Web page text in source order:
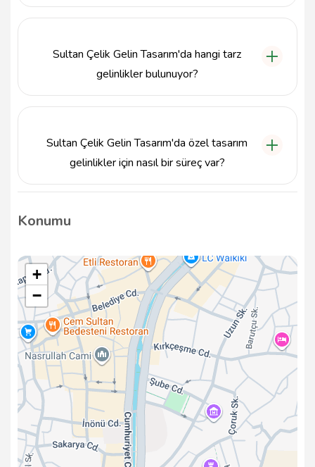
aşamada gelin adayının geri bildirimleri dikkate alınır.
Sultan Çelik Gelin Tasarım'da hangi tarz
gelinlikler bulunuyor?
Sultan Çelik Gelin Tasarım'da özel tasarım
gelinlikler için nasıl bir süreç var?
Özel tasarım gelinlikler için gelin adayları ile birebir
doğrultusunda özgün tasarımlar oluşturulmaktadır.
Konumu
+
−